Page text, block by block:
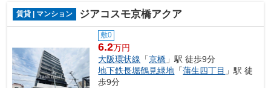
賃貸 | マンション ジアコスモ京橋アクア
敷0
6.2万円
大阪環状線 「京橋 」駅 徒歩9分
地下鉄長堀鶴見緑地 「蒲生四丁目 」駅 徒
歩9分